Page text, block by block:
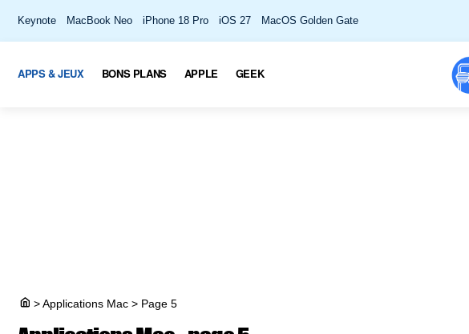
Keynote MacBook Neo iPhone 18 Pro iOS 27 MacOS Golden Gate
APPS & JEUX BONS PLANS APPLE GEEK
>Applications Mac > Page 5